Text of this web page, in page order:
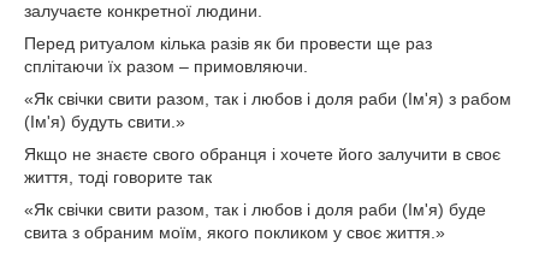
залучаєте конкретної людини.
Перед ритуалом кілька разів як би провести ще раз
сплітаючи їх разом – примовляючи.
«Як свічки свити разом, так і любов і доля раби (Ім'я) з рабом
(Ім'я) будуть свити.»
Якщо не знаєте свого обранця і хочете його залучити в своє
життя, тоді говорите так
«Як свічки свити разом, так і любов і доля раби (Ім'я) буде
свита з обраним моїм, якого покликом у своє життя.»